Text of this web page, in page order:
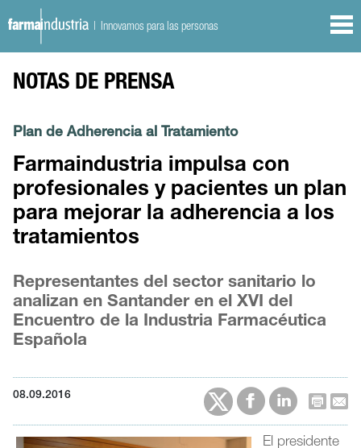
| Innovamos para las personas
NOTAS DE PRENSA
Plan de Adherencia al Tratamiento
Farmaindustria impulsa con
profesionales y pacientes un plan
para mejorar la adherencia a los
tratamientos
Representantes del sector sanitario lo
analizan en Santander en el XVI del
Encuentro de la Industria Farmacéutica
Española
08.09.2016
El presidente